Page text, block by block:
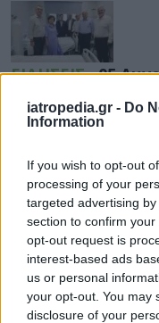
iatropedia.gr - Do
Information
If you wish to opt-out
processing of your
targeted advertising
section to confirm
opt-out request is
interest-based ads
us or personal
your opt-out. You may
disclosure of your
ΕΙΔΗΣΕΙΣ 05
Άδωνις Γεωργιάδης
ασθενοφόρα,
ΥΓΕΙΑ 05
Πώς στυτική
από τη ζέστη –